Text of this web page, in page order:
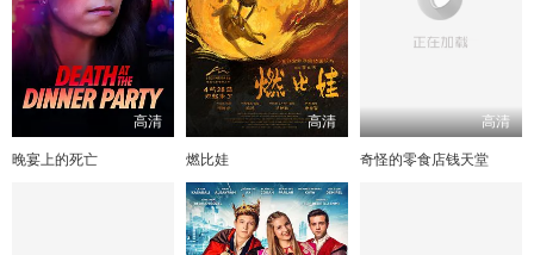
高清
晚宴上的死亡
高清
燃比娃
高清
奇怪的零食店钱天堂